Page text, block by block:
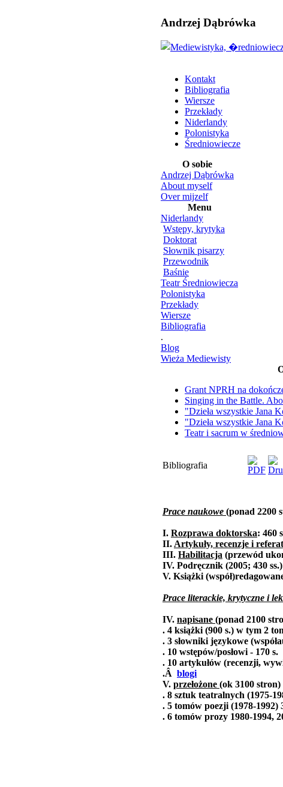
Andrzej Dąbrówka
Kontakt
Bibliografia
Wiersze
Przekłady
Niderlandy
Polonistyka
Średniowiecze
O sobie
Andrzej Dąbrówka
About myself
Over mijzelf
Menu
Niderlandy
Wstępy, krytyka
Doktorat
Słownik pisarzy
Przewodnik
Baśnie
Teatr Średniowiecza
Polonistyka
Przekłady
Wiersze
Bibliografia
.
Blog
Wieża Mediewisty
Grant NPRH na
Singing in the Battle.
"Dzieła wszystkie Jana
"Dzieła wszystkie Jana
Teatr i sacrum w
Bibliografia
Prace naukowe (ponad 2200
I. Rozprawa doktorska: 460
II.Artykuły, recenzje i
III. Habilitacja (przewód
IV. Podręcznik (2005; 430 ss.)
V. Książki
Prace literackie, krytyczne i
IV. napisane (ponad 2100
. 4 książki (900 s.) w tym 2
. 3 słowniki językowe
. 10 wstępów/posłowi - 170 s.
. 10 artykułów (recenzji,
.Â blogi
V. przełożone (ok 3100 stron)
. 8 sztuk teatralnych (1975-
. 5 tomów poezji (1978-1992)
. 6 tomów prozy 1980-1994,